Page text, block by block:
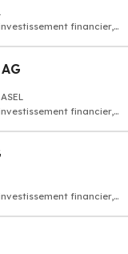
financier,
financier,
financier,